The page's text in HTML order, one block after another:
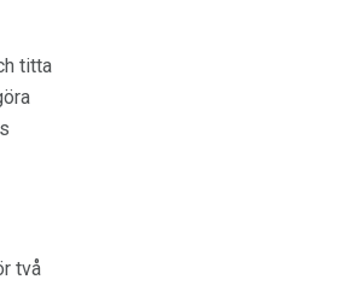
titta
två